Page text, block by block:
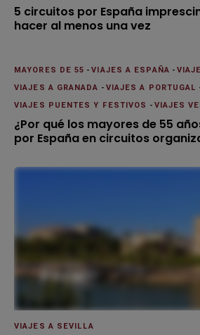
5 circuitos por España
hacer al menos una vez
MAYORES DE 55 -VIAJES A ESPAÑA -
VIAJES A GRANADA -VIAJES A PORTUGAL
VIAJES PUENTES Y FESTIVOS -VIAJES
¿Por qué los mayores de 55
por España en circuitos
VIAJES A SEVILLA